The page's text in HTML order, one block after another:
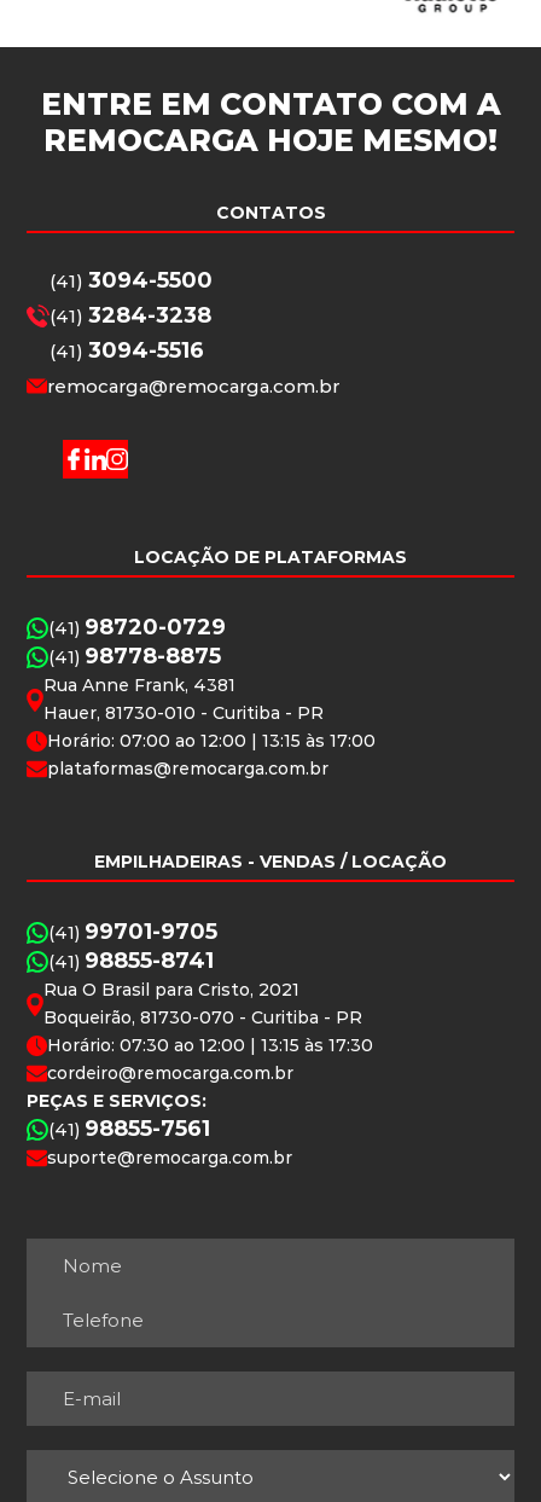
ENTRE EM CONTATO COM A
REMOCARGA HOJE MESMO!
CONTATOS
(41)3094-5500
(41)3284-3238
(41)3094-5516
remocarga@remocarga.com.br
LOCAÇÃO DE PLATAFORMAS
(41) 98720-0729
(41) 98778-8875
Rua Anne Frank, 4381
Hauer, 81730-010 - Curitiba - PR
Horário: 07:00 ao 12:00 | 13:15 às 17:00
plataformas@remocarga.com.br
EMPILHADEIRAS - VENDAS / LOCAÇÃO
(41) 99701-9705
(41) 98855-8741
Rua O Brasil para Cristo, 2021
Boqueirão, 81730-070 - Curitiba - PR
Horário: 07:30 ao 12:00 | 13:15 às 17:30
cordeiro@remocarga.com.br
PEÇAS E SERVIÇOS:
(41) 98855-7561
suporte@remocarga.com.br